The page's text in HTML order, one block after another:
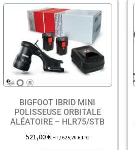
BIGFOOT IBRID MINI
POLISSEUSE ORBITALE
ALÉATOIRE – HLR75/STB
521,00€ HT /625,20 €TTC